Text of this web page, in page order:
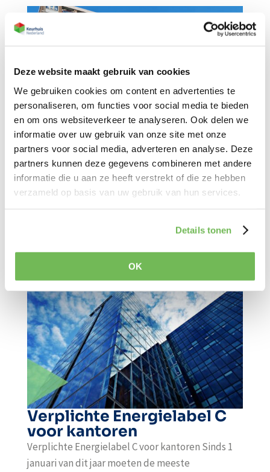
Deze website maakt gebruik van cookies
We gebruiken cookies om content en advertenties te
personaliseren, om functies voor social media te bieden
en om ons websiteverkeer te analyseren. Ook delen we
informatie over uw gebruik van onze site met onze
partners voor social media, adverteren en analyse. Deze
partners kunnen deze gegevens combineren met andere
informatie die u aan ze heeft verstrekt of die ze hebben
verzameld op basis van uw gebruik van hun services.
Details tonen
OK
MJOP’s voor Pré Wonen
MJOP’s voor Pré Wonen Keurhuis Nederland stelt
vanaf heden ook MJOP’s op voor de complexen
van Pré Wonen. Om de onderhoudsbehoefte van
haar vastgoed in kaart te brengen en de
jaarbudgetten van het onderhoud vast te stellen
Verplichte Energielabel C
voor kantoren
Verplichte Energielabel C voor kantoren Sinds 1
januari van dit jaar moeten de meeste